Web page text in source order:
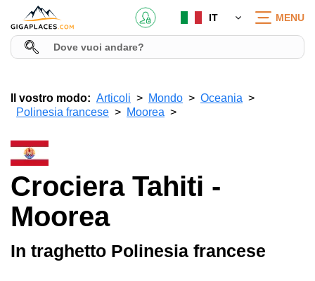
IT MENU
Il vostro modo: Articoli Mondo
Oceania
Polinesia francese
Moorea
Crociera Tahiti -
Moorea
In traghetto Polinesia francese